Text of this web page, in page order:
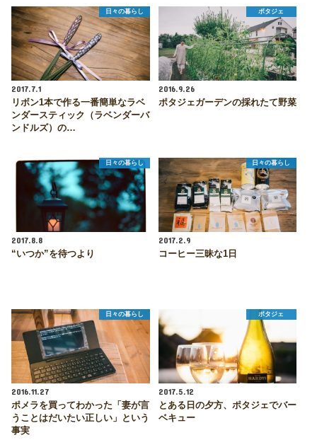
日々の暮らし
2017.7.1
リボン1本で作る一番簡単なラベ
ンダースティック（ラベンダーバ
ンドルズ）の…
ポタジェ
2016.9.26
ポタジェガーデンの採れたて野菜
日々の暮らし
2017.8.8
“いつか”を待つより
日々の暮らし
2017.2.9
コーヒー三昧な1日
日々の暮らし
2016.11.27
ポメラを買ってわかった「妻が言
うことはだいたい正しい」という
事実
ポタジェ
2017.5.12
とある日の夕方、ポタジェでバー
ベキュー